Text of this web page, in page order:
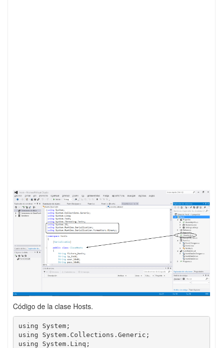
Código de la clase Hosts.
using System;
using System.Collections.Generic;
using System.Linq;